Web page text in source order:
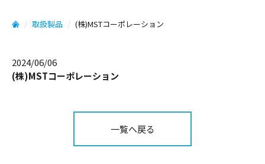
取扱製品 (株)MSTコーポレーション
2024/06/06
(株)MSTコーポレーション
一覧へ戻る